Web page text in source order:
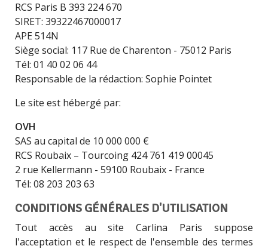
RCS Paris B 393 224 670
SIRET: 39322467000017
APE 514N
Siège social: 117 Rue de Charenton - 75012 Paris
Tél: 01 40 02 06 44
Responsable de la rédaction: Sophie Pointet
Le site est hébergé par:
OVH
SAS au capital de 10 000 000 €
RCS Roubaix – Tourcoing 424 761 419 00045
2 rue Kellermann - 59100 Roubaix - France
Tél: 08 203 203 63
CONDITIONS GÉNÉRALES D'UTILISATION
Tout accès au site Carlina Paris suppose
l'acceptation et le respect de l'ensemble des termes